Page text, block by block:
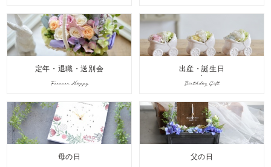
定年・退職・送別会
Forever Happy
出産・誕生日
Birthday Gift
母の日 父の日